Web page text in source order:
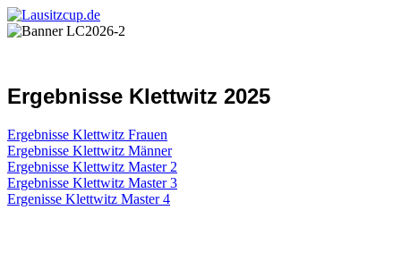
Ergebnisse Klettwitz 2025
Ergebnisse Klettwitz Frauen
Ergebnisse Klettwitz Männer
Ergebnisse Klettwitz Master 2
Ergebnisse Klettwitz Master 3
Ergenisse Klettwitz Master 4